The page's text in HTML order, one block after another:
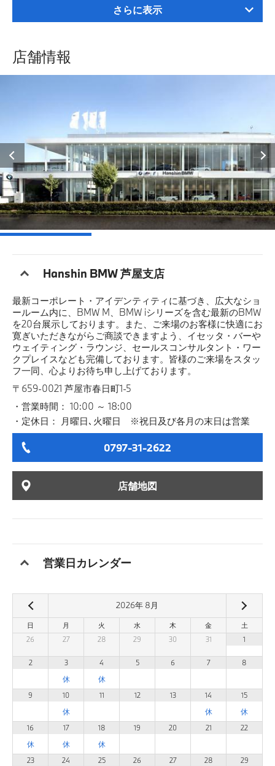
さらに表示
店舗情報
Hanshin BMW 芦屋支店
最新コーポレート・アイデンティティに基づき、広大なショ
ールーム内に、BMW M、BMW iシリーズを含む最新のBMW
を20台展示しております。また、ご来場のお客様に快適にお
寛ぎいただきながらご商談できますよう、イセッタ・バーや
ウェイティング・ラウンジ、セールスコンサルタント・ワー
クプレイスなども完備しております。皆様のご来場をスタッ
フ一同、心よりお待ち申し上げております。
〒659-0021 芦屋市春日町1-5
営業時間： 10:00 ～ 18:00
定休日： 月曜日､火曜日 ※祝日及び各月の末日は営業
0797-31-2622
店舗地図
営業日カレンダー
2026年 8月
日 月 火 水 木 金
土
26
27 28 29 30 31 1
2 3 4 5 6 7 8
9 10 11 12 13 14 15
16 17 18 19 20 21 22
23 24 25 26 27 28 29